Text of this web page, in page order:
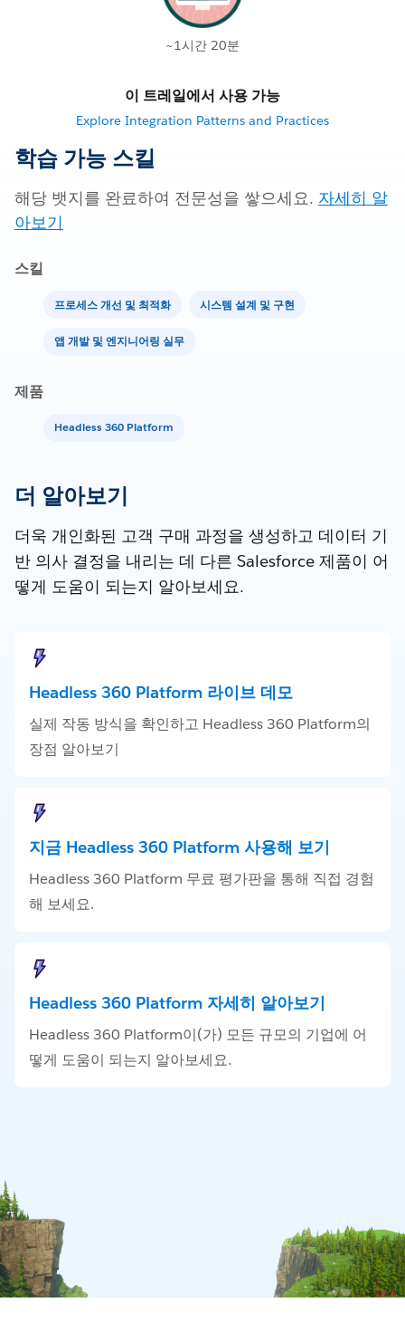
~1시간 20분
이 트레일에서 사용 가능
Explore Integration Patterns and Practices
학습 가능 스킬
해당 뱃지를 완료하여 전문성을 쌓으세요. 자세히 알
아보기
스킬
프로세스 개선 및 최적화 시스템 설계 및 구현
앱 개발 및 엔지니어링 실무
제품
Headless 360 Platform
더 알아보기
더욱 개인화된 고객 구매 과정을 생성하고 데이터 기
반 의사 결정을 내리는 데 다른 Salesforce 제품이 어
떻게 도움이 되는지 알아보세요.
Headless 360 Platform 라이브 데모
실제 작동 방식을 확인하고 Headless 360 Platform의
장점 알아보기
지금 Headless 360 Platform 사용해 보기
Headless 360 Platform 무료 평가판을 통해 직접 경험
해 보세요.
Headless 360 Platform 자세히 알아보기
Headless 360 Platform이(가) 모든 규모의 기업에 어
떻게 도움이 되는지 알아보세요.